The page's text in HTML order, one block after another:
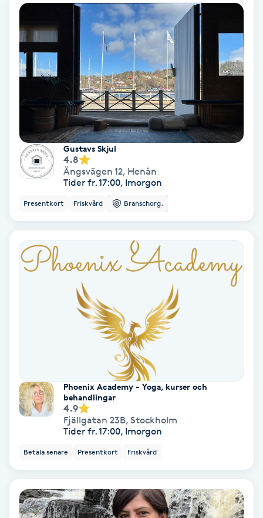
Pedikyr
Pensionärklippning
Permanent
Permanent hårborttagning
Permanent ögonbrynsmakeup
Personlig tränare
Pigmentfläckar
Plastikkirurgi
PRP (Platelet Rich Plasma)
Gustavs Skjul
4.8
Ängsvägen 12, Henån
Tider fr. 17:00, Imorgon
Presentkort Friskvård Branschorg.
Phoenix Academy - Yoga, kurser och
behandlingar
4.9
Fjällgatan 23B, Stockholm
Tider fr. 17:00, Imorgon
Betala senare Presentkort Friskvård